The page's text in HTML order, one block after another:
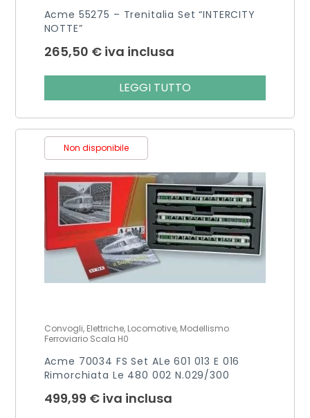
Acme 55275 – Trenitalia Set “INTERCITY
NOTTE”
265,50 € iva inclusa
LEGGI TUTTO
Non disponibile
Convogli, Elettriche, Locomotive, Modellismo
Ferroviario Scala H0
Acme 70034 FS Set ALe 601 013 E 016
Rimorchiata Le 480 002 N.029/300
499,99 € iva inclusa